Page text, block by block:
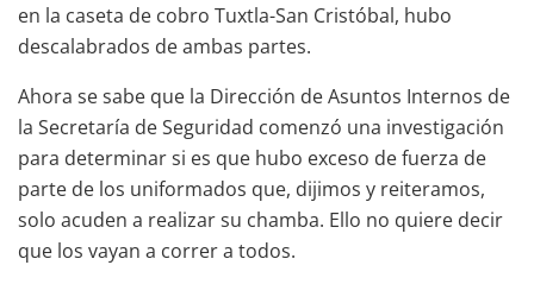
en la caseta de cobro Tuxtla-San Cristóbal, hubo
descalabrados de ambas partes.
Ahora se sabe que la Dirección de Asuntos Internos de
la Secretaría de Seguridad comenzó una investigación
para determinar si es que hubo exceso de fuerza de
parte de los uniformados que, dijimos y reiteramos,
solo acuden a realizar su chamba. Ello no quiere decir
que los vayan a correr a todos.